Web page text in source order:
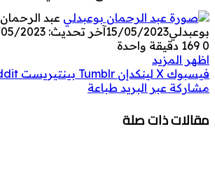
عبد الرحمان
بوعبدلي15/05/2023آخر تحديث: 15/05/2023
0
دقيقة واحدة
اظهر المزيد
فيسبوك ‫X لينكدإن بينتيريست
مشاركة عبر البريد طباعة
مقالات ذات صلة